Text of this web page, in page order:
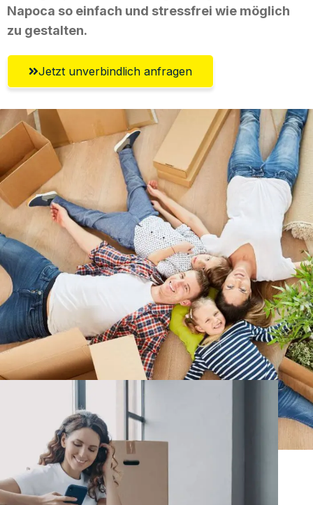
Napoca so einfach und stressfrei wie möglich
zu gestalten.
Jetzt unverbindlich anfragen